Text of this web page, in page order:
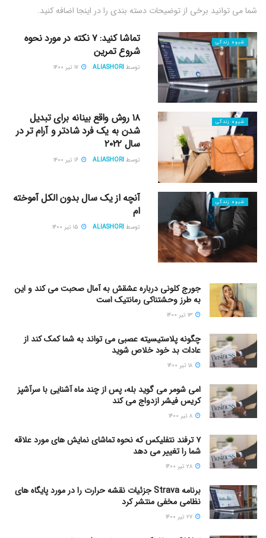
شما می توانید برخی از توضیحات دسته بندی را در اینجا اضافه کنید.
شیوه زندگی
تماشا کنید: ۷ نکته در مورد نحوه
شروع تمرین
توسط ALIASHORI ۱۷ تیر ۱۴۰۰
شیوه زندگی
۱۸ روش واقع بینانه برای تبدیل
شدن به یک فرد شادتر و آرام تر در
سال ۲۰۲۲
توسط ALIASHORI ۱۶ تیر ۱۴۰۰
شیوه زندگی
آنچه از یک سال بدون الکل آموخته
ام
توسط ALIASHORI
جورج کلونی درباره عشقش به آمال صحبت می کند و این
به طرز وحشتناکی رمانتیک است
چگونه پلاستیسیته عصبی می تواند به شما کمک کند از
عادات بد خود خلاص شوید
امی شومر می گوید بله، پس از چند ماه آشنایی با سرآشپز
کریس فیشر ازدواج می کند
۷ ترفند نتفلیکس که نحوه تماشای نمایش های مورد علاقه
شما را تغییر می دهد
برنامه Strava جزئیات نقشه حرارت را در مورد پایگاه های
نظامی مخفی منتشر کرد